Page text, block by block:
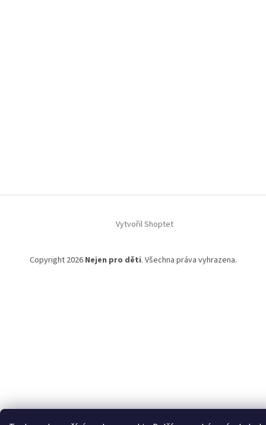
Vytvořil Shoptet
Copyright 2026 Nejen pro děti. Všechna práva vyhrazena.